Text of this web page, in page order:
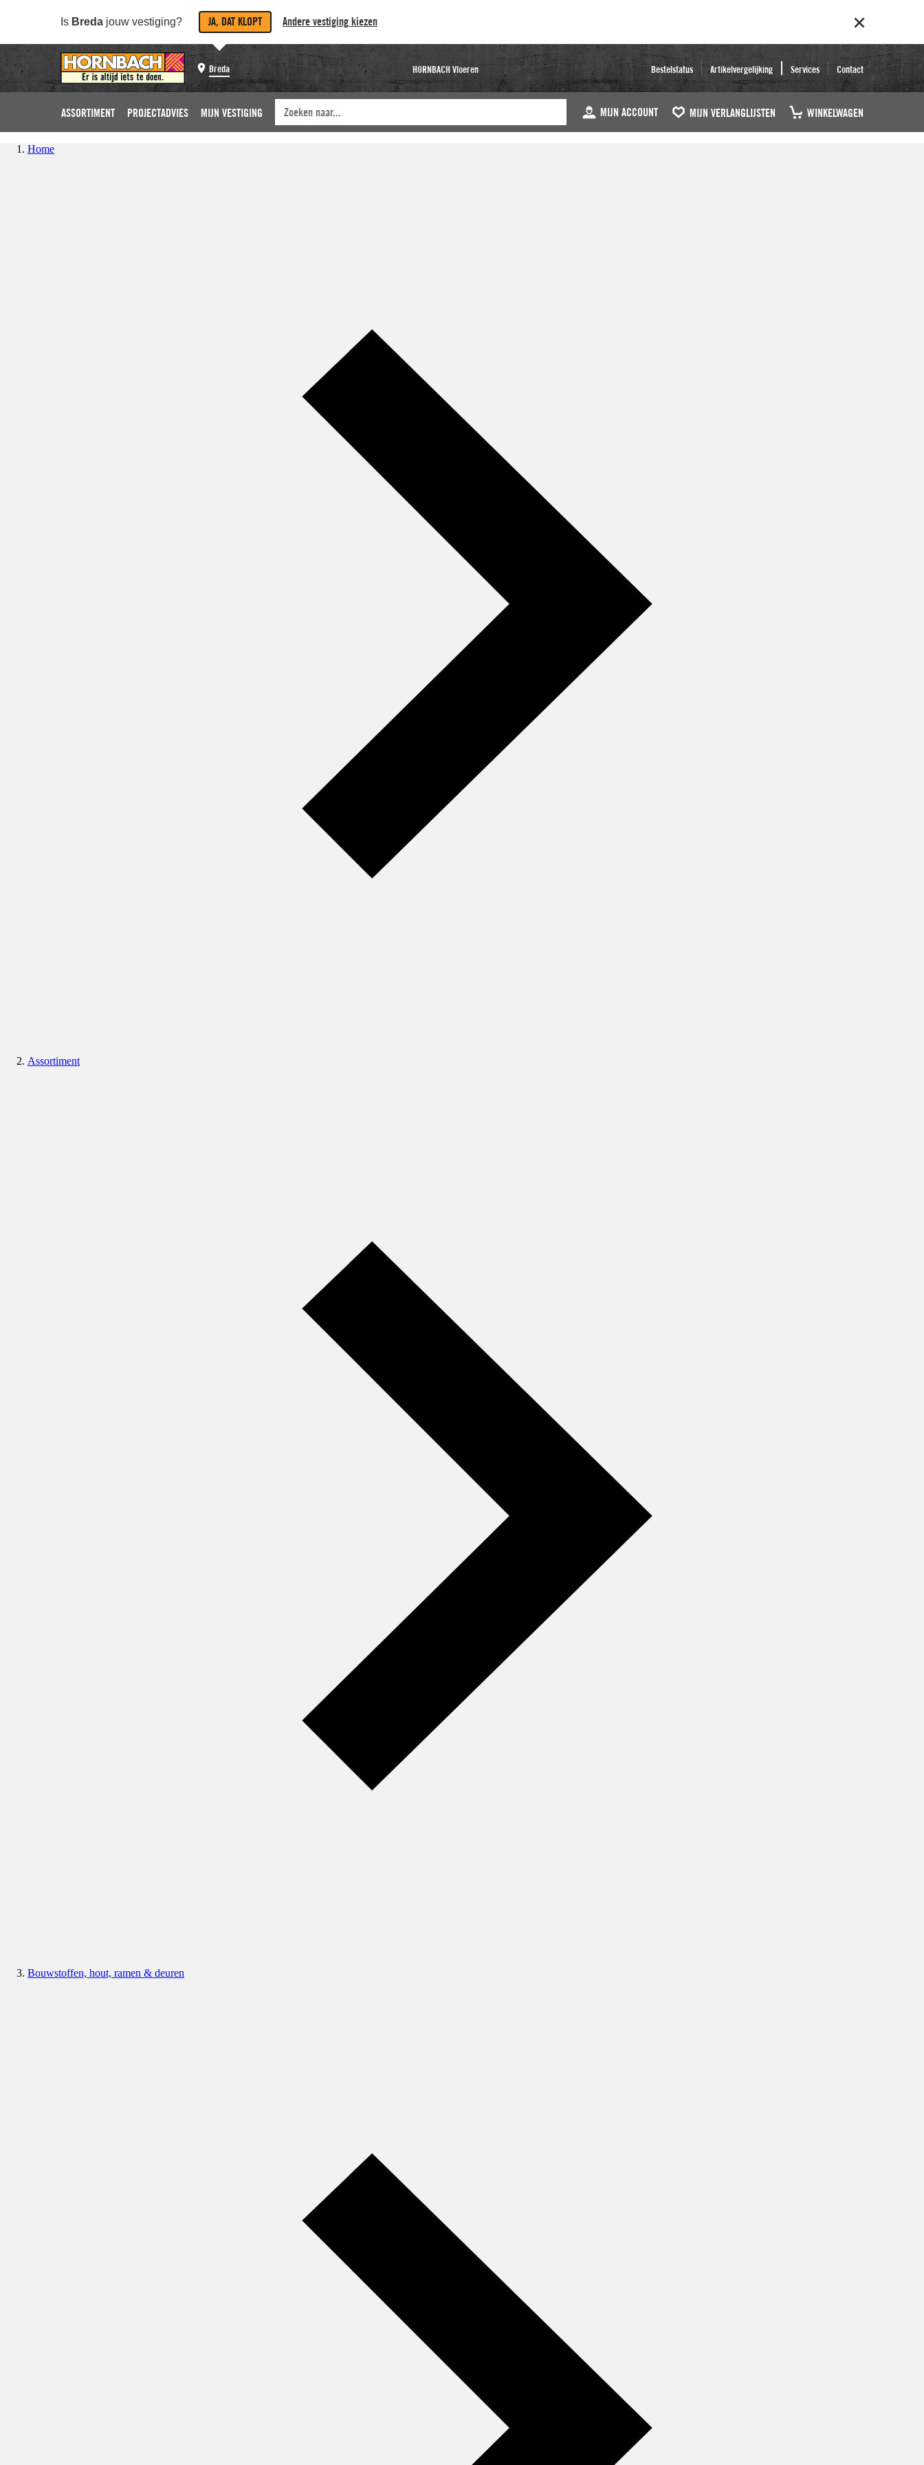
Is Breda jouw vestiging? JA, DAT KLOPT Andere vestiging kiezen
Breda HORNBACH Vloeren Bestelstatus Artikelvergelijking Services Contact
ASSORTIMENT PROJECTADVIES MIJN VESTIGING MIJN ACCOUNT MIJN VERLANGLIJSTEN WINKELWAGEN
Home
Assortiment
Bouwstoffen, hout, ramen & deuren